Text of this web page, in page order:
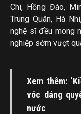
Chi, Hồng Đào,
Trung Quân, Hà
nghệ sĩ đều mong
nghiệp sớm vượt
Xem thêm:
vóc dáng
nước